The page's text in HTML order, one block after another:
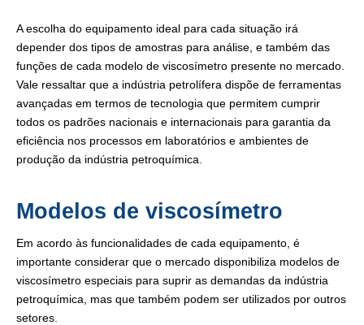
A escolha do equipamento ideal para cada situação irá
depender dos tipos de amostras para análise, e também das
funções de cada modelo de viscosímetro presente no mercado.
Vale ressaltar que a indústria petrolífera dispõe de ferramentas
avançadas em termos de tecnologia que permitem cumprir
todos os padrões nacionais e internacionais para garantia da
eficiência nos processos em laboratórios e ambientes de
produção da indústria petroquímica.
Modelos de viscosímetro
Em acordo às funcionalidades de cada equipamento, é
importante considerar que o mercado disponibiliza modelos de
viscosímetro especiais para suprir as demandas da indústria
petroquímica, mas que também podem ser utilizados por outros
setores.